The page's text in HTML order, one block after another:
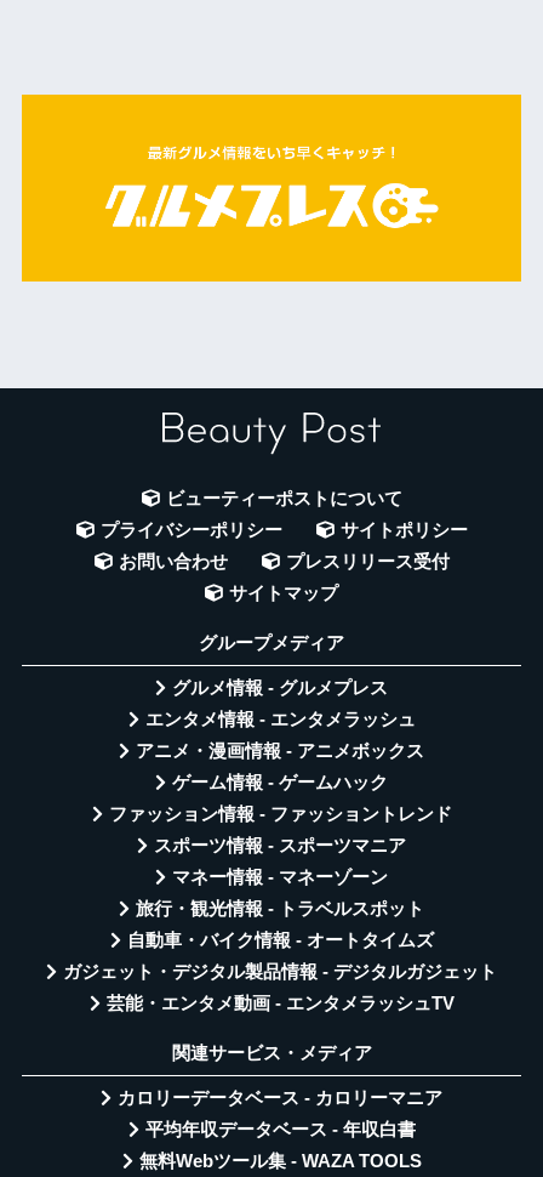
ビューティーポストについて
プライバシーポリシー
サイトポリシー
お問い合わせ
プレスリリース受付
サイトマップ
グループメディア
グルメ情報 - グルメプレス
エンタメ情報 - エンタメラッシュ
アニメ・漫画情報 - アニメボックス
ゲーム情報 - ゲームハック
ファッション情報 - ファッショントレンド
スポーツ情報 - スポーツマニア
マネー情報 - マネーゾーン
旅行・観光情報 - トラベルスポット
自動車・バイク情報 - オートタイムズ
ガジェット・デジタル製品情報 - デジタルガジェット
芸能・エンタメ動画 - エンタメラッシュTV
関連サービス・メディア
カロリーデータベース - カロリーマニア
平均年収データベース - 年収白書
無料Webツール集 - WAZA TOOLS